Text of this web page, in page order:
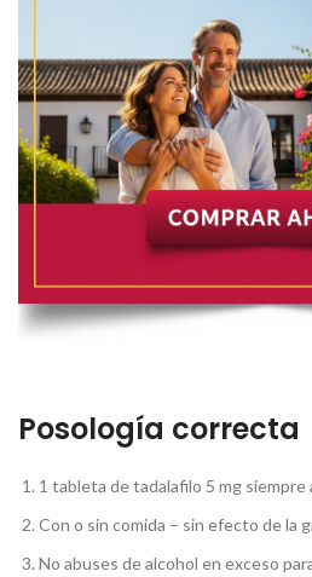
Posología correcta
1 tableta de tadalafilo 5 mg siempre
Con o sin comida – sin efecto de la
No abuses de alcohol en exceso